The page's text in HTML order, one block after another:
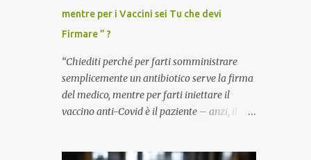
mentre per i Vaccini sei Tu che devi
Firmare ” ?
“Chiediti perché per farti somministrare
semplicemente un antibiotico serve la firma
del medico, mentre per farti iniettare il
vaccino anti-Covid è il paziente – anzi, il